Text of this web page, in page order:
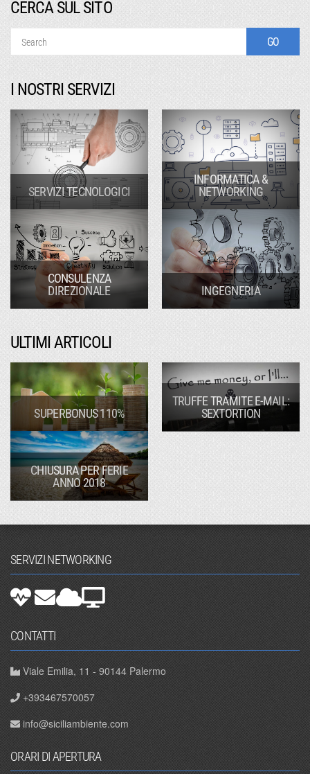
CERCA SUL SITO
I NOSTRI SERVIZI
SERVIZI TECNOLOGICI
INFORMATICA &
NETWORKING
CONSULENZA
DIREZIONALE
INGEGNERIA
ULTIMI ARTICOLI
SUPERBONUS 110%
TRUFFE TRAMITE E-MAIL:
SEXTORTION
CHIUSURA PER FERIE
ANNO 2018
SERVIZI NETWORKING
CONTATTI
Viale Emilia, 11 - 90144 Palermo
+393467570057
info@siciliambiente.com
ORARI DI APERTURA